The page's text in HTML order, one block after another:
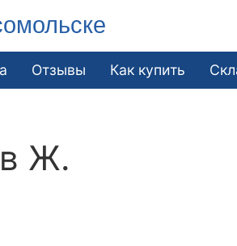
Отзывы Как купить
Ж.